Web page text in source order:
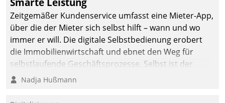
Zeitgemäßer Kundenservice umfasst eine Mieter-App,
über die der Mieter sich selbst hilft – wann und wo
immer er will. Die digitale Selbstbedienung erobert
die Immobilienwirtschaft und ebnet den Weg für
selbstlaufende Geschäftsprozesse. Selbst ist der
Kunde und smart der Serviceanbieter.
Nadja Hußmann